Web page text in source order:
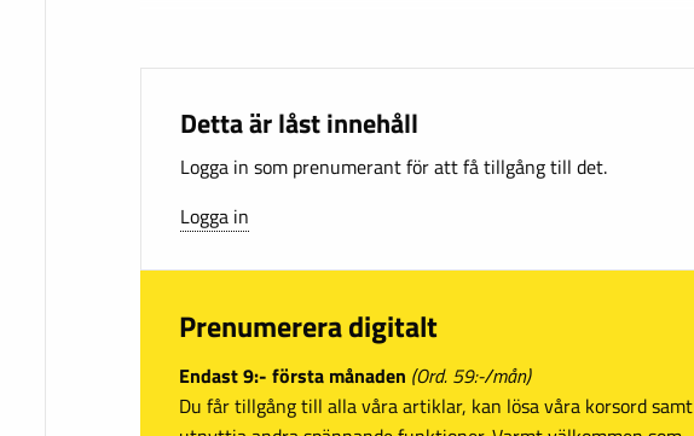
Detta är låst innehåll
Logga in som prenumerant för att få tillgång till det.
Logga in
Prenumerera digitalt
Endast 9:- första månaden (Ord. 59:-/mån)
Du får tillgång till alla våra artiklar, kan lösa våra korsord samt